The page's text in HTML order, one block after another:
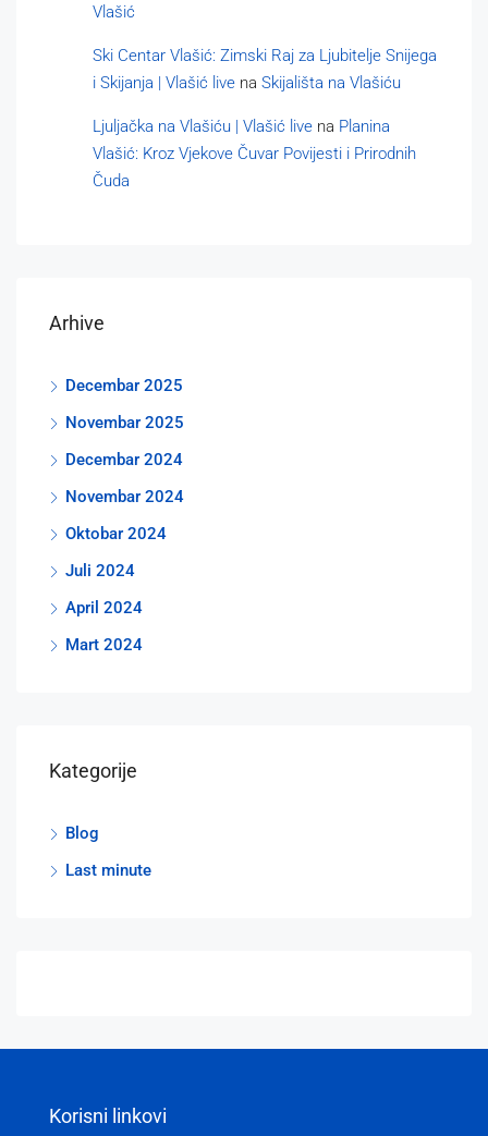
Vlašić
Ski Centar Vlašić: Zimski Raj za Ljubitelje Snijega
i Skijanja | Vlašić live na Skijališta na Vlašiću
Ljuljačka na Vlašiću | Vlašić live na Planina
Vlašić: Kroz Vjekove Čuvar Povijesti i Prirodnih
Čuda
Arhive
Decembar 2025
Novembar 2025
Decembar 2024
Novembar 2024
Oktobar 2024
Juli 2024
April 2024
Mart 2024
Kategorije
Blog
Last minute
Korisni linkovi